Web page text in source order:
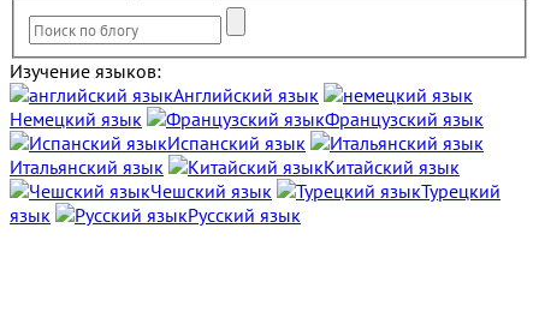
Изучение языков:
Английский язык
Немецкий язык
Французский язык
Испанский язык
Итальянский язык
Китайский язык
Чешский язык
Турецкий
язык
Русский язык